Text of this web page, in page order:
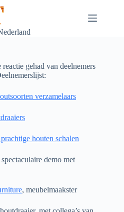
gehad van deelnemers
verzamelaars
houten schalen
spectaculaire demo met
, meubelmaakster